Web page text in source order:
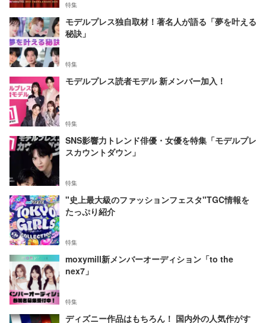
特集
モデルプレス独自取材！著名人が語る「夢を叶える
秘訣」
特集
モデルプレス読者モデル 新メンバー加入！
特集
SNS影響力トレンド俳優・女優を特集「モデルプレ
スカウントダウン」
特集
"史上最大級のファッションフェスタ"TGC情報を
たっぷり紹介
特集
moxymill新メンバーオーディション「to the
nex7」
特集
ディズニー作品はもちろん！ 国内外の人気作がす